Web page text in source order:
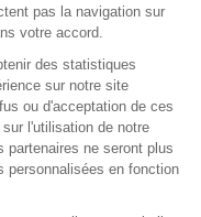
Des prix
transparents et
pas la navigation sur
votre accord.
des statistiques
sur notre site
ou d'acceptation de ces
l'utilisation de notre
ne seront plus
personnalisées en fonction